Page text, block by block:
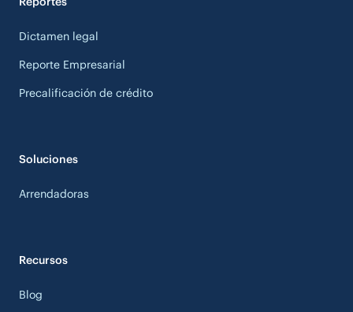
Dictamen legal
Reporte Empresarial
Precalificación de crédito
Soluciones
Arrendadoras
Recursos
Blog